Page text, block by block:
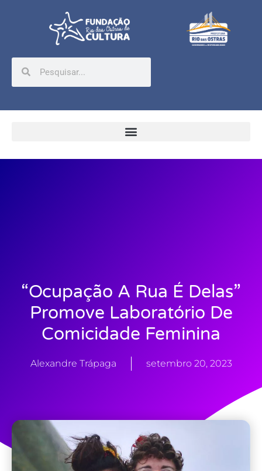
“Ocupação A Rua É Delas”
Promove Laboratório De
Comicidade Feminina
Alexandre Trápaga setembro 20, 2023